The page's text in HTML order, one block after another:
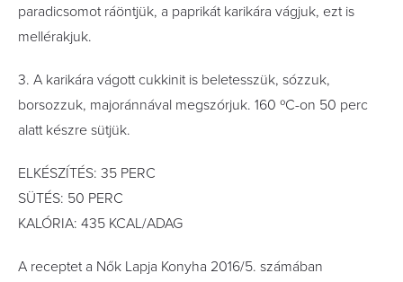
paradicsomot ráöntjük, a paprikát karikára vágjuk, ezt is
mellérakjuk.
3. A karikára vágott cukkinit is beletesszük, sózzuk,
borsozzuk, majoránnával megszórjuk. 160 ºC-on 50 perc
alatt készre sütjük.
ELKÉSZÍTÉS: 35 PERC
SÜTÉS: 50 PERC
KALÓRIA: 435 KCAL/ADAG
A receptet a Nők Lapja Konyha 2016/5. számában